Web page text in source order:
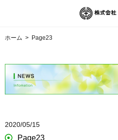
ホーム > Page23
2020/05/15
Page23